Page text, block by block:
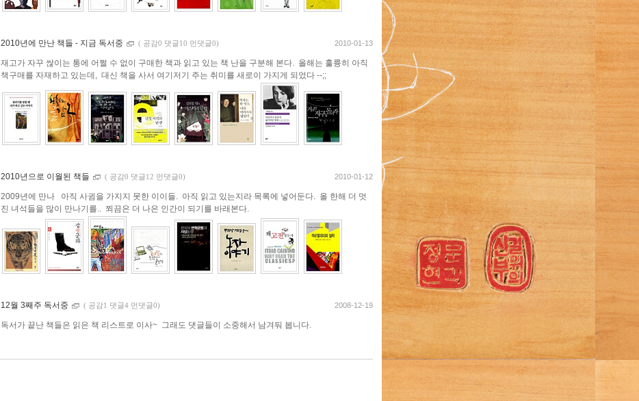
2010년에 만난 책들 - 지금 독서중 ( 공감0 댓글10 먼댓글0) 2010-01-13
재고가 자꾸 싾이는 통에 어쩔 수 없이 구매한 책과 읽고 있는 책 난을 구분해 본다. 올해는 훌륭히 아직
책구매를 자재하고 있는데, 대신 책을 사서 여기저기 주는 취미를 새로이 가지게 되었다 --;;
2010년으로 이월된 책들 ( 공감0 댓글12 먼댓글0) 2010-01-12
2009년에 만나 아직 사귐을 가지지 못한 이이들. 아직 읽고 있는지라 목록에 넣어둔다. 올 한해 더 멋
진 녀석들을 많이 만나기를.. 쬐끔은 더 나은 인간이 되기를 바래본다.
12월 3째주 독서중 ( 공감1 댓글4 먼댓글0) 2008-12-19
독서가 끝난 책들은 읽은 책 리스트로 이사~ 그래도 댓글들이 소중해서 남겨둬 봅니다.